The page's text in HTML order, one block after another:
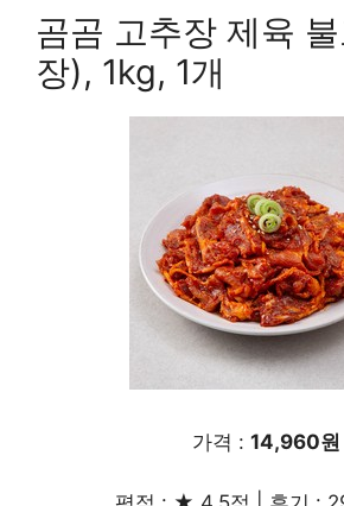
곰곰 고추장 제육
장), 1kg, 1개
가격 : 14,960원